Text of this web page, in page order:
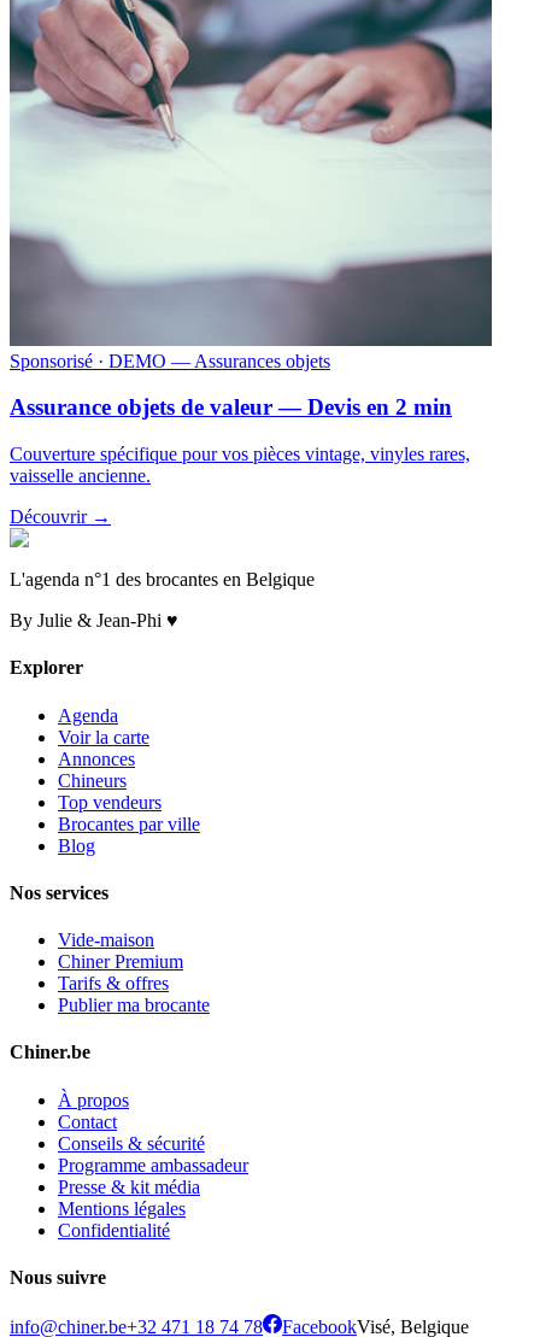
Sponsorisé · DEMO — Assurances objets
Assurance objets de valeur — Devis en 2 min
Couverture spécifique pour vos pièces vintage, vinyles rares,
vaisselle ancienne.
Découvrir →
L'agenda n°1 des brocantes en Belgique
By Julie & Jean-Phi ♥
Explorer
Agenda
Voir la carte
Annonces
Chineurs
Top vendeurs
Brocantes par ville
Blog
Nos services
Vide-maison
Chiner Premium
Tarifs & offres
Publier ma brocante
Chiner.be
À propos
Contact
Conseils & sécurité
Programme ambassadeur
Presse & kit média
Mentions légales
Confidentialité
Nous suivre
info@chiner.be+32 471 18 74 78 FacebookVisé, Belgique